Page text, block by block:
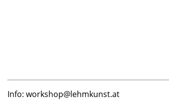
Info: workshop@lehmkunst.at